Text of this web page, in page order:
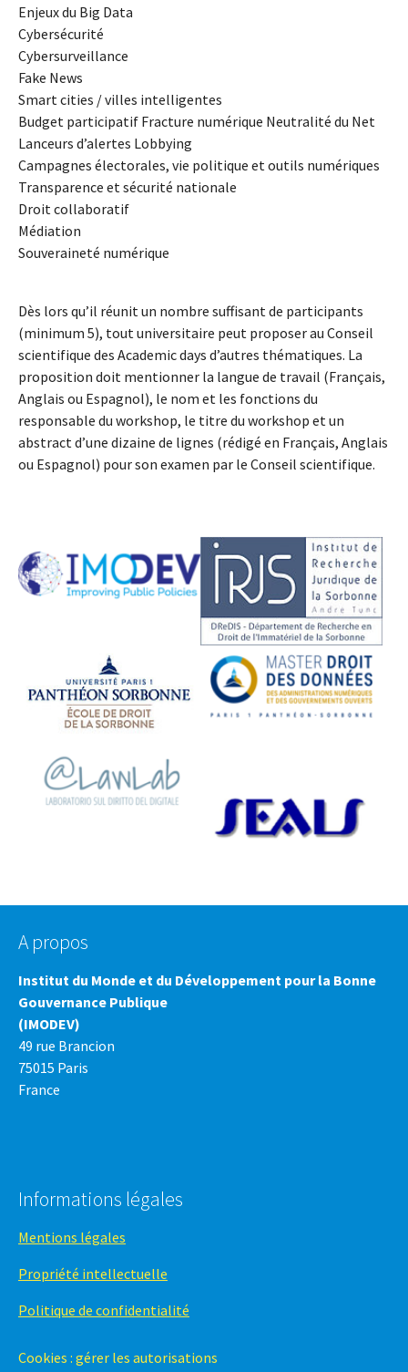
Enjeux du Big Data
Cybersécurité
Cybersurveillance
Fake News
Smart cities / villes intelligentes
Budget participatif Fracture numérique Neutralité du Net
Lanceurs d’alertes Lobbying
Campagnes électorales, vie politique et outils numériques
Transparence et sécurité nationale
Droit collaboratif
Médiation
Souveraineté numérique
Dès lors qu’il réunit un nombre suffisant de participants
(minimum 5), tout universitaire peut proposer au Conseil
scientifique des Academic days d’autres thématiques. La
proposition doit mentionner la langue de travail (Français,
Anglais ou Espagnol), le nom et les fonctions du
responsable du workshop, le titre du workshop et un
abstract d’une dizaine de lignes (rédigé en Français, Anglais
ou Espagnol) pour son examen par le Conseil scientifique.
A propos
Institut du Monde et du Développement pour la Bonne
Gouvernance Publique
(IMODEV)
49 rue Brancion
75015 Paris
France
Informations légales
Mentions légales
Propriété intellectuelle
Politique de confidentialité
Cookies : gérer les autorisations